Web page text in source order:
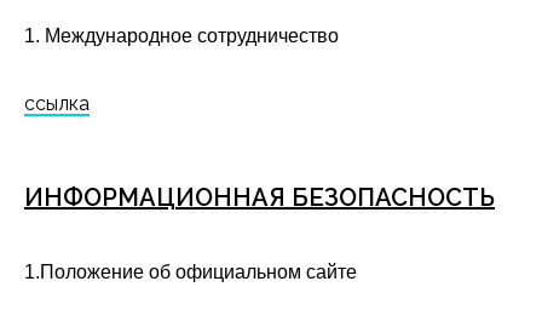
1. Международное сотрудничество
ссылка
ИНФОРМАЦИОННАЯ БЕЗОПАСНОСТЬ
1.Положение об официальном сайте